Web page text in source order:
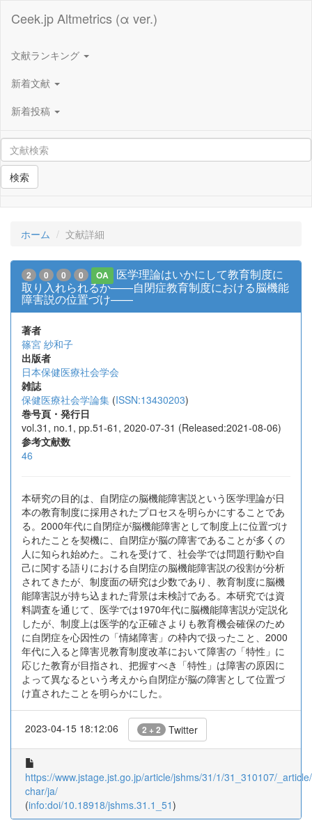
Ceek.jp Altmetrics (α ver.)
文献ランキング
新着文献
新着投稿
検索
ホーム 文献詳細
2 0 0 0 OA
医学理論はいかにして教育制度に
取り入れられるか——自閉症教育制度における脳機能
障害説の位置づけ——
著者
篠宮 紗和子
出版者
日本保健医療社会学会
雑誌
保健医療社会学論集 (ISSN:13430203)
巻号頁・発行日
vol.31, no.1, pp.51-61, 2020-07-31 (Released:2021-08-06)
参考文献数
46
本研究の目的は、自閉症の脳機能障害説という医学理論が日
本の教育制度に採用されたプロセスを明らかにすることであ
る。2000年代に自閉症が脳機能障害として制度上に位置づけ
られたことを契機に、自閉症が脳の障害であることが多くの
人に知られ始めた。これを受けて、社会学では問題行動や自
己に関する語りにおける自閉症の脳機能障害説の役割が分析
されてきたが、制度面の研究は少数であり、教育制度に脳機
能障害説が持ち込まれた背景は未検討である。本研究では資
料調査を通じて、医学では1970年代に脳機能障害説が定説化
したが、制度上は医学的な正確さよりも教育機会確保のため
に自閉症を心因性の「情緒障害」の枠内で扱ったこと、2000
年代に入ると障害児教育制度改革において障害の「特性」に
応じた教育が目指され、把握すべき「特性」は障害の原因に
よって異なるという考えから自閉症が脳の障害として位置づ
け直されたことを明らかにした。
2023-04-15 18:12:06 2 + 2 Twitter
https://www.jstage.jst.go.jp/article/jshms/31/1/31_310107/
char/ja/
(info:doi/10.18918/jshms.31.1_51)